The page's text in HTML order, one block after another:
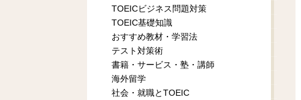
TOEICビジネス問題対策
TOEIC基礎知識
おすすめ教材・学習法
テスト対策術
書籍・サービス・塾・講師
海外留学
社会・就職とTOEIC